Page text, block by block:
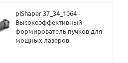
piShaper 37_34_1064 -
Высокоэффективный
формирователь пучков для
мощных лазеров